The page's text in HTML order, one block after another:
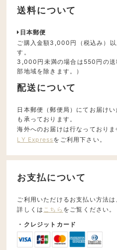
送料について
日本郵便
ご購入金額3,000円（税込み）以
す。
3,000円未満の場合は550円の送
部地域を除きます。）
配送について
日本郵便（郵便局）にてお届け
も承っております。
海外へのお届けは行なっており
LY Expressをご利用下さい。
お支払について
ご利用いただけるお支払い方法は
詳しくは こちら をご覧ください。
・クレジットカード